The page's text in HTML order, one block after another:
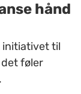
hånd
initiativet til
føler